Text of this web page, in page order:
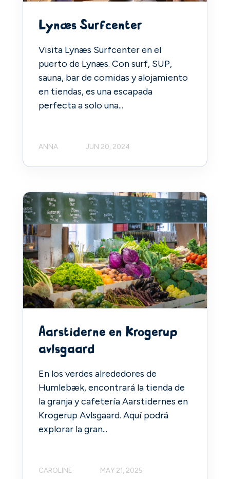
Lynæs Surfcenter
Visita Lynæs Surfcenter en el
puerto de Lynæs. Con surf, SUP,
sauna, bar de comidas y alojamiento
en tiendas, es una escapada
perfecta a solo una...
ANNA JUN 20, 2024
Aarstiderne en Krogerup
avlsgaard
En los verdes alrededores de
Humlebæk, encontrará la tienda de
la granja y cafetería Aarstidernes en
Krogerup Avlsgaard. Aquí podrá
explorar la gran...
CAROLINE MAY 21, 2025